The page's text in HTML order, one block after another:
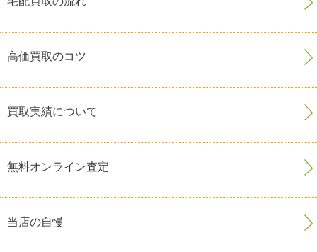
高価買取のコツ
買取実績について
無料オンライン査定
当店の自慢